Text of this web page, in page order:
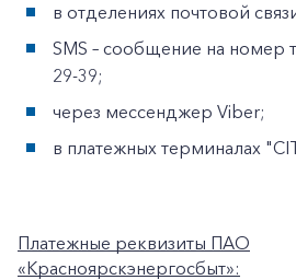
в отделениях почтовой
SMS – сообщение на номер
29-39;
через мессенджер Viber;
в платежных терминалах
Платежные реквизиты ПАО
«Красноярскэнергосбыт»: